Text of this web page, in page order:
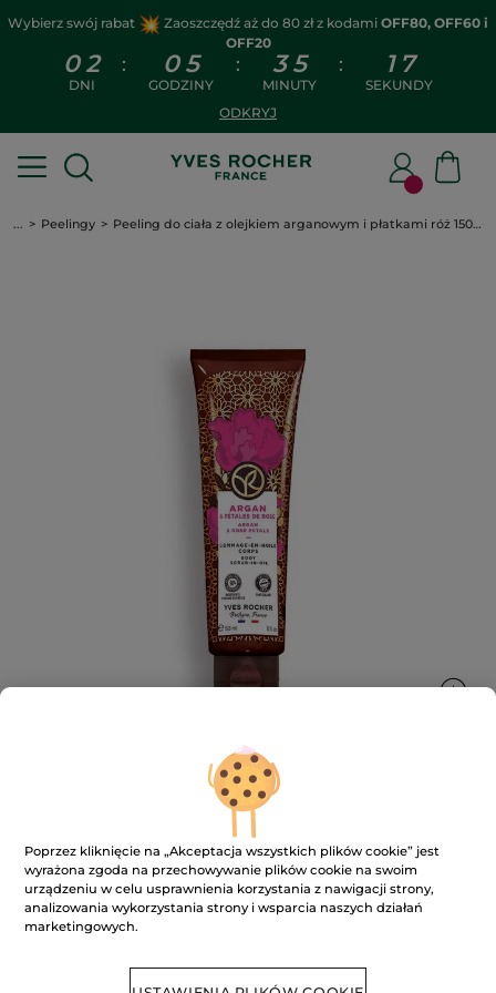
Wybierz swój rabat Zaoszczędź aż do 80 zł z kodami OFF80, OFF60 i
OFF20
0 2
DNI
: 0 5
GODZINY
: 3 5
MINUTY
: 1 7
SEKUNDY
ODKRYJ
... Peelingy Peeling do ciała z olejkiem arganowym i płatkami róż 150 ml
Peeling do ciała z olejkiem
arganowym i płatkami róż 150 ml
★★★★★
★★★★★
Brak
ocen
DODAJ RECENZJĘ
BRAK W MAGAZYNIE
Poprzez kliknięcie na „Akceptacja wszystkich plików cookie” jest
wyrażona zgoda na przechowywanie plików cookie na swoim
urządzeniu w celu usprawnienia korzystania z nawigacji strony,
analizowania wykorzystania strony i wsparcia naszych działań
marketingowych.